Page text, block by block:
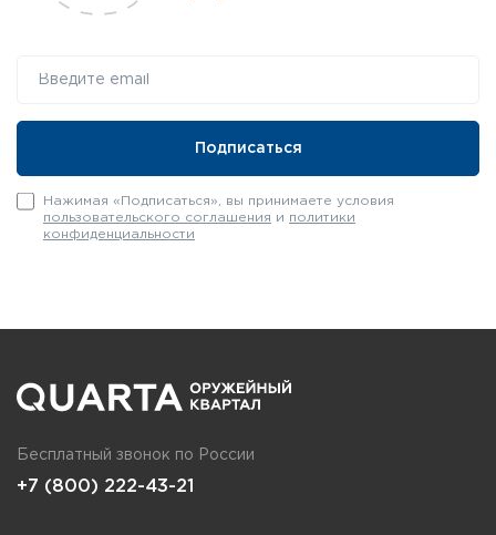
Нажимая «Подписаться», вы принимаете условия
пользовательского соглашения и политики
конфиденциальности
Бесплатный звонок по России
+7 (800) 222-43-21